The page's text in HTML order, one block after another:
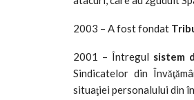
2003 – A fost fondat
2001 – Întregul sistem
Sindicatelor din
situaţiei personalului din